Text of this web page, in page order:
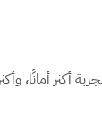
أكثر أمانًا،